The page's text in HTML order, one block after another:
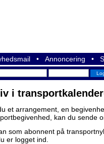
• Annoncering •
i
et arrangement, en
kan du sende
som abonnent på
er logget ind.